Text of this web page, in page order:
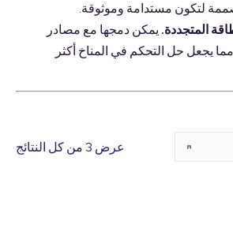
لتكون مستدامة وموثوقة.
المتجددة. يمكن دمجها مع مصادر
يجعل حل التحكم في المناخ أكثر
عرض ⁦3⁩ من كل النتائج